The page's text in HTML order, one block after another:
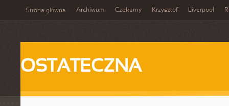
Strona główna Archiwum Czekamy Krzysztof Liverpool
OSTATECZNA